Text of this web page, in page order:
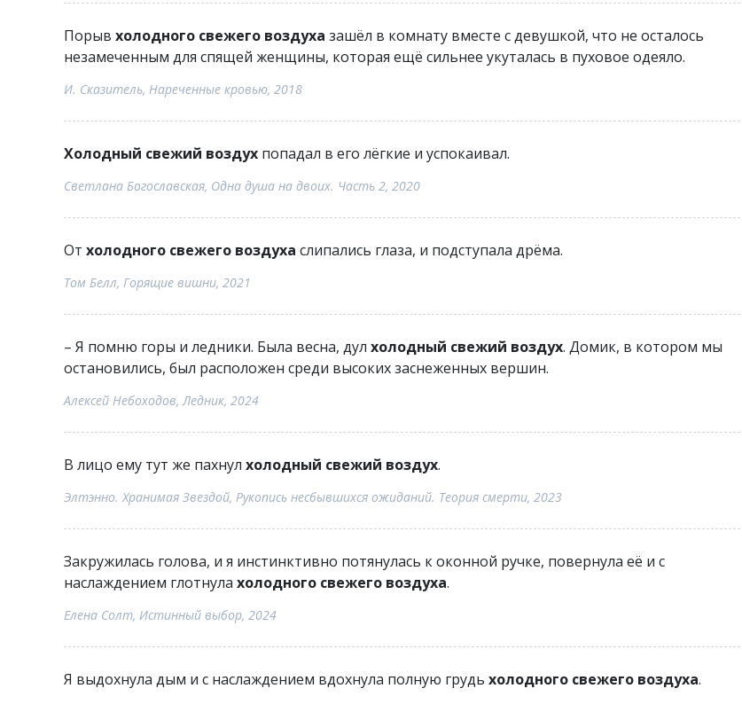
Порыв холодного свежего воздуха зашёл в комнату вместе с девушкой, что не осталось
незамеченным для спящей женщины, которая ещё сильнее укуталась в пуховое одеяло.
И. Сказитель, Нареченные кровью, 2018
Холодный свежий воздух попадал в его лёгкие и успокаивал.
Светлана Богославская, Одна душа на двоих. Часть 2, 2020
От холодного свежего воздуха слипались глаза, и подступала дрёма.
Том Белл, Горящие вишни, 2021
– Я помню горы и ледники. Была весна, дул холодный свежий воздух. Домик, в котором мы
остановились, был расположен среди высоких заснеженных вершин.
Алексей Небоходов, Ледник, 2024
В лицо ему тут же пахнул холодный свежий воздух.
Элтэнно. Хранимая Звездой, Рукопись несбывшихся ожиданий. Теория смерти, 2023
Закружилась голова, и я инстинктивно потянулась к оконной ручке, повернула её и с
наслаждением глотнула холодного свежего воздуха.
Елена Солт, Истинный выбор, 2024
Я выдохнула дым и с наслаждением вдохнула полную грудь холодного свежего воздуха.